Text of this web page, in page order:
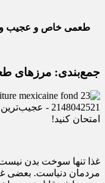
طعمی خاص و عجیب ولی
جمع‌بندی: مرزهای
غذا تنها سوخت بدن
مردمان دنیاست. بعضی